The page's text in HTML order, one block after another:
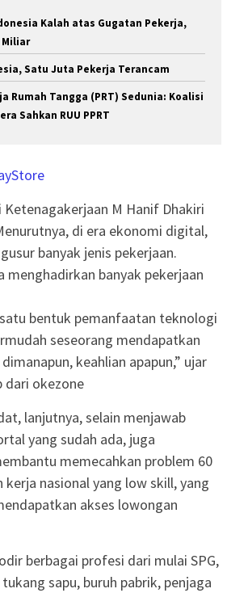
Kalah atas Gugatan Pekerja,
Miliar
Satu Juta Pekerja Terancam
Rumah Tangga (PRT) Sedunia: Koalisi
Sahkan RUU PPRT
M Hanif Dhakiri
di era ekonomi digital,
banyak jenis pekerjaan.
menghadirkan banyak pekerjaan
bentuk pemanfaatan teknologi
seseorang mendapatkan
keahlian apapun,” ujar
dari okezone
lanjutnya, selain menjawab
yang sudah ada, juga
memecahkan problem 60
kerja nasional yang low skill, yang
akses lowongan
berbagai profesi dari mulai SPG,
sapu, buruh pabrik, penjaga